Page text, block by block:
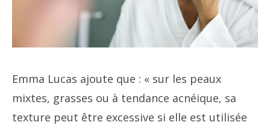
Emma Lucas ajoute que : « sur les peaux
mixtes, grasses ou à tendance acnéique, sa
texture peut être excessive si elle est utilisée